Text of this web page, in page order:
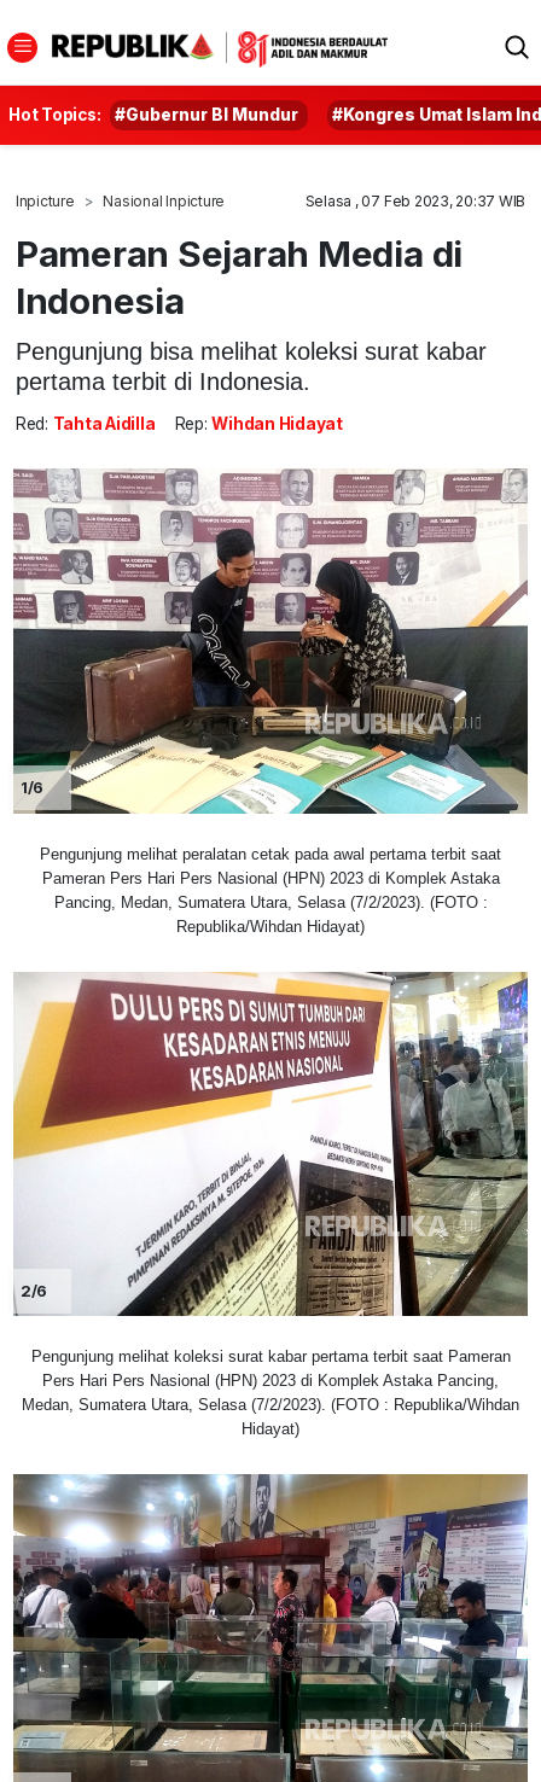
Hot Topics: #Gubernur BI Mundur #Kongres Umat Islam
Inpicture Nasional Inpicture Selasa , 07 Feb 2023, 20:37 WIB
Pameran Sejarah Media di
Indonesia
Pengunjung bisa melihat koleksi surat kabar
pertama terbit di Indonesia.
Red: Tahta Aidilla Rep: Wihdan Hidayat
1/6
Pengunjung melihat peralatan cetak pada awal pertama terbit saat
Pameran Pers Hari Pers Nasional (HPN) 2023 di Komplek Astaka
Pancing, Medan, Sumatera Utara, Selasa (7/2/2023). (FOTO :
Republika/Wihdan Hidayat)
2/6
Pengunjung melihat koleksi surat kabar pertama terbit saat Pameran
Pers Hari Pers Nasional (HPN) 2023 di Komplek Astaka Pancing,
Medan, Sumatera Utara, Selasa (7/2/2023). (FOTO : Republika/Wihdan
Hidayat)